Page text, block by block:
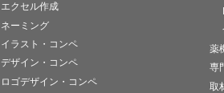
エクセル作成
ネーミング
イラスト・コンペ
デザイン・コンペ
ロゴデザイン・コンペ
薬
専
取